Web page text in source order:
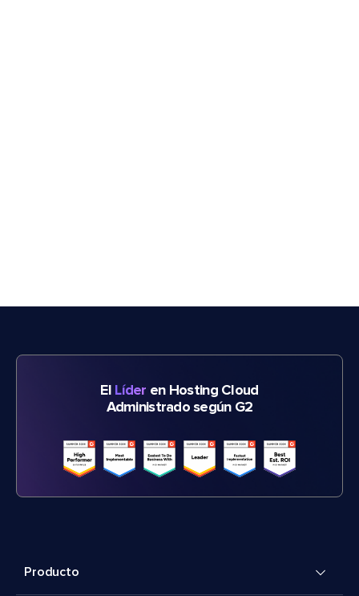
El Líder en Hosting Cloud
Administrado según G2
Producto